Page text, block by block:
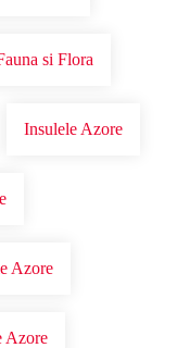
si Flora
Insulele Azore
Azore
Azore